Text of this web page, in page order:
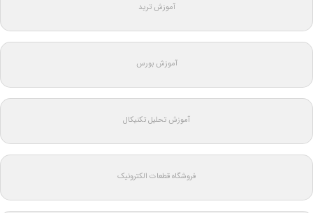
آموزش ترید
آموزش بورس
آموزش تحلیل تکنیکال
فروشگاه قطعات الکترونیک